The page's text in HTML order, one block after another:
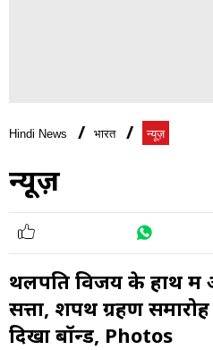
Hindi News भारत न्यूज़
न्यूज़
थलपति विजय के हाथ में
सत्ता, शपथ ग्रहण
दिखा बॉन्ड, Photos